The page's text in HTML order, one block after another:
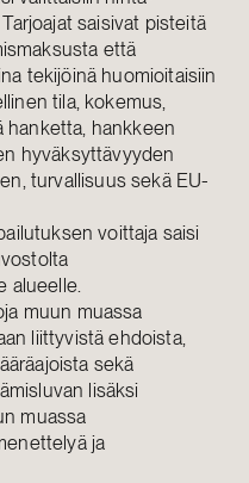
saisivat pisteitä
että
tekijöinä huomioitaisiin
tila, kokemus,
hanketta, hankkeen
hyväksyttävyyden
turvallisuus sekä EU-
voittaja saisi
alueelle.
muun muassa
liittyvistä ehdoista,
sekä
lisäksi
muassa
ja